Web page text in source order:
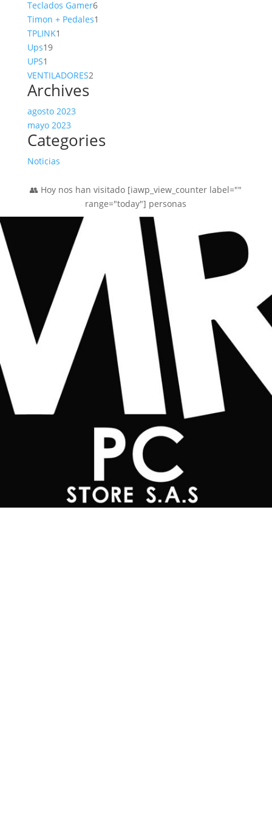
productos
Teclados Gamer66
productos
Timon + Pedales1
TPLINK1
Ups1919
UPS1
producto
VENTILADORES22
Archives
agosto 2023
mayo 2023
Categories
Noticias
👥 Hoy nos han visitado [iawp_view_counter label=""
range="today"] personas